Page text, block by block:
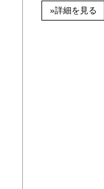
»詳細を見る